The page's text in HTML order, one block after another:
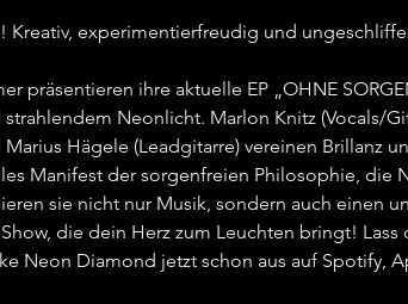
Kreativ, experimentierfreudig und
präsentieren ihre aktuelle EP „OHNE
Neonlicht. Marlon Knitz (Vocals/
Marius Hägele (Leadgitarre) vereinen Brillanz
Manifest der sorgenfreien Philosophie,
sie nicht nur Musik, sondern auch einen
die dein Herz zum Leuchten bringt!
Neon Diamond jetzt schon aus auf Spotify,